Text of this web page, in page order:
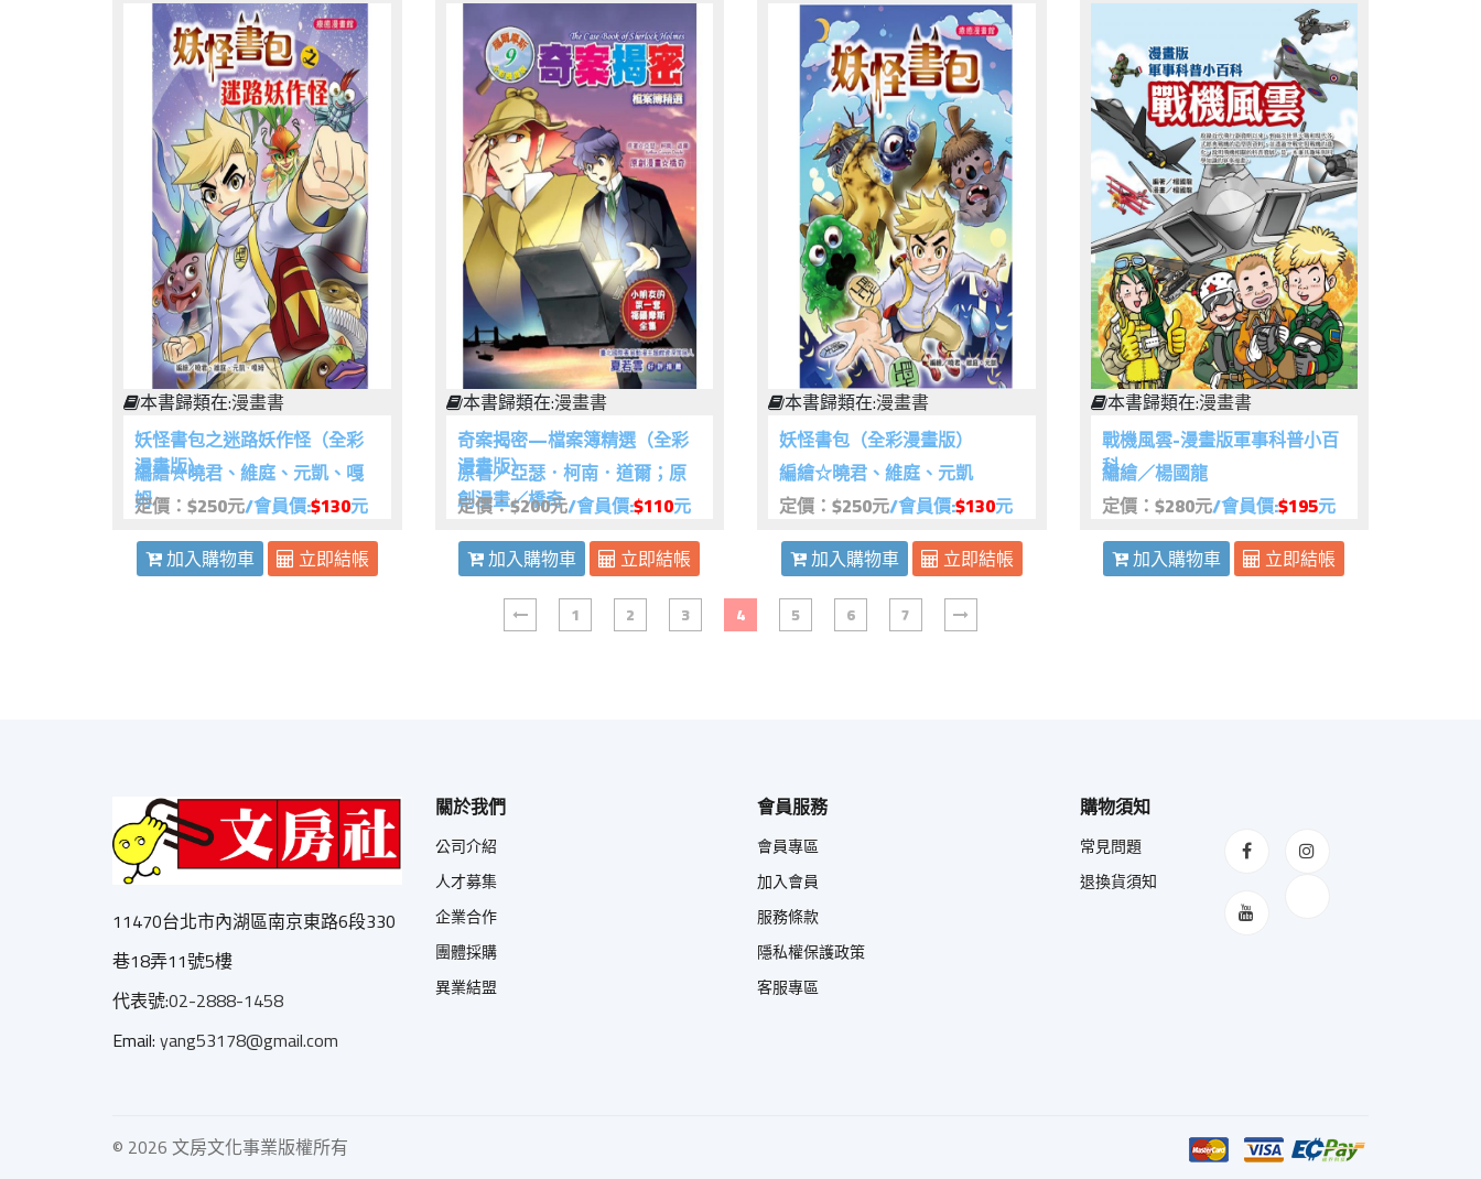
本書歸類在:漫畫書
妖怪書包之迷路妖作怪（全彩
漫畫版）
編繪☆曉君、維庭、元凱、嘎
姆
定價：$250元/會員價:$130元
加入購物車
立即結帳
本書歸類在:漫畫書
奇案揭密—檔案簿精選（全彩
漫畫版）
原著／亞瑟．柯南．道爾；原
創漫畫／橋奇
定價：$200元/會員價:$110元
加入購物車
立即結帳
本書歸類在:漫畫書
妖怪書包（全彩漫畫版）
編繪☆曉君、維庭、元凱
定價：$250元/會員價:$130元
加入購物車
立即結帳
本書歸類在:漫畫書
戰機風雲-漫畫版軍事科普小百
科
編繪／楊國龍
定價：$280元/會員價:$195元
加入購物車
立即結帳
1 2 3 4 5 6 7
11470台北市內湖區南京東路6段330
巷18弄11號5樓
代表號:02-2888-1458
Email:yang53178@gmail.com
關於我們
公司介紹
人才募集
企業合作
團體採購
異業結盟
會員服務
會員專區
加入會員
服務條款
隱私權保護政策
客服專區
購物須知
常見問題
退換貨須知
© 2026 文房文化事業版權所有